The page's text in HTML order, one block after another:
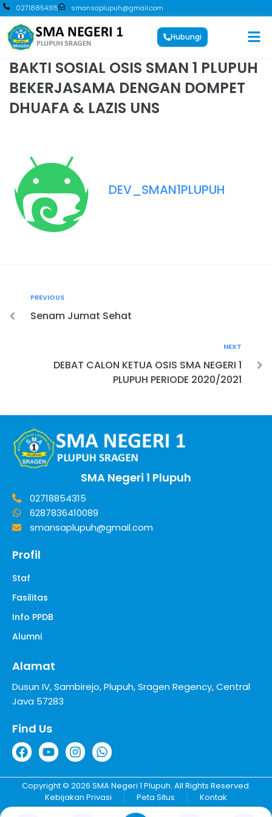
02718854315 smansaplupuh@gmail.com
Hubungi
BAKTI SOSIAL OSIS SMAN 1 PLUPUH
BEKERJASAMA DENGAN DOMPET
DHUAFA & LAZIS UNS
DEV_SMAN1PLUPUH
PREVIOUS
Senam Jumat Sehat
NEXT
DEBAT CALON KETUA OSIS SMA NEGERI 1
PLUPUH PERIODE 2020/2021
SMA Negeri 1 Plupuh
02718854315
6287836410089
smansaplupuh@gmail.com
Profil
Staf
Fasilitas
Info PPDB
Alumni
Alamat
Dusun IV, Sambirejo, Plupuh, Sragen Regency, Central
Java 57283
Find Us
Copyright © 2026 SMA Negeri 1 Plupuh. All Rights Reserved.
Kebijakan Privasi
Peta Situs Kontak